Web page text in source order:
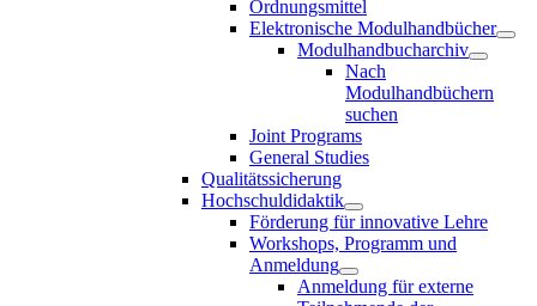
Ordnungsmittel
Elektronische Modulhandbücher
Modulhandbucharchiv
Nach
Modulhandbüchern
suchen
Joint Programs
General Studies
Qualitätssicherung
Hochschuldidaktik
Förderung für innovative Lehre
Workshops, Programm und
Anmeldung
Anmeldung für externe